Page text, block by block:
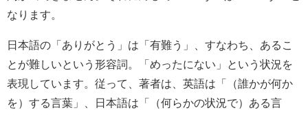
なります。
日本語の「ありがとう」は「有難う」、すなわち、あるこ
とが難しいという形容詞。「めったにない」という状況を
表現しています。従って、著者は、英語は「（誰かが何か
を）する言葉」、日本語は「（何らかの状況で）ある言